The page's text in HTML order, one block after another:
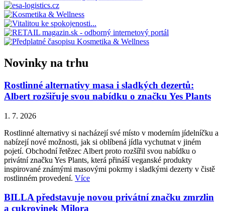
Novinky na trhu
Rostlinné alternativy masa i sladkých dezertů:
Albert rozšiřuje svou nabídku o značku Yes Plants
1. 7. 2026
Rostlinné alternativy si nacházejí své místo v moderním jídelníčku a
nabízejí nové možnosti, jak si oblíbená jídla vychutnat v jiném
pojetí. Obchodní řetězec Albert proto rozšířil svou nabídku o
privátní značku Yes Plants, která přináší veganské produkty
inspirované známými masovými pokrmy i sladkými dezerty v čistě
rostlinném provedení. Více
BILLA představuje novou privátní značku zmrzlin
a cukrovinek Milora